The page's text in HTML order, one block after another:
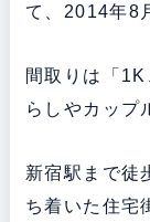
て、2014年8
間取りは「
らしやカップ
新宿駅まで徒
ち着いた住宅